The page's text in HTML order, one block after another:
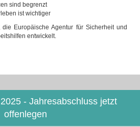
sind begrenzt
ist wichtiger
Europäische Agentur für Sicherheit und
entwickelt.
- Jahresabschluss jetzt
offenlegen